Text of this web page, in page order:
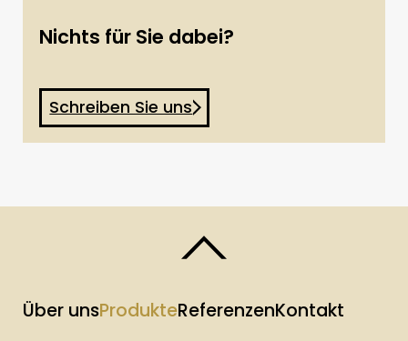
Nichts für Sie dabei?
Schreiben Sie uns
Über unsProdukteReferenzenKontakt